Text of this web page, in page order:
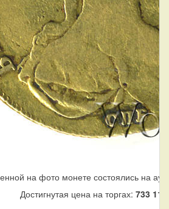
на фото монете состоялись на
Достигнутая цена на торгах: 733 110